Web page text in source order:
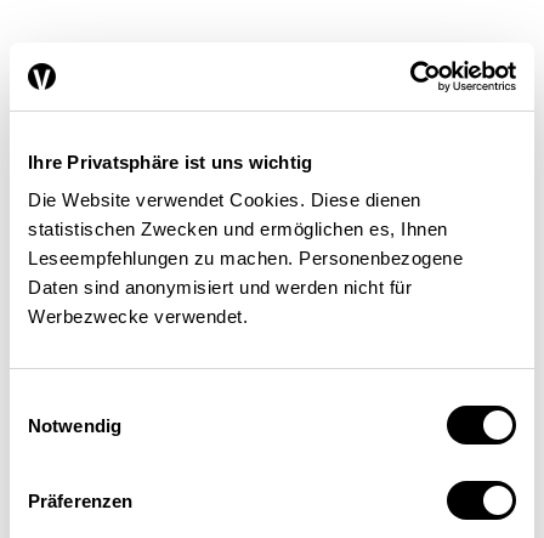
Ihre Privatsphäre ist uns wichtig
Die Website verwendet Cookies. Diese dienen
statistischen Zwecken und ermöglichen es, Ihnen
Leseempfehlungen zu machen. Personenbezogene
Daten sind anonymisiert und werden nicht für
Werbezwecke verwendet.
Notwendig
Präferenzen
La Vie économique:
La plupart
des consommateurs livrent leurs
données librement en échange
de rabais ou d’autres
avantages…
H. Thür:Cela ne signifie pas
pour autant qu’on peut les
croiser et les utiliser pour
n’importe quel objectif. Il est,
cependant, de la responsabilité